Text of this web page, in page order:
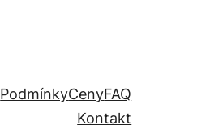
PodmínkyCenyFAQ
Kontakt